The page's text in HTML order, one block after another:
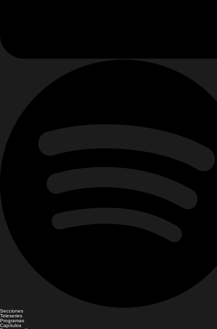
Secciones
Teleseries
Programas
Capítulos